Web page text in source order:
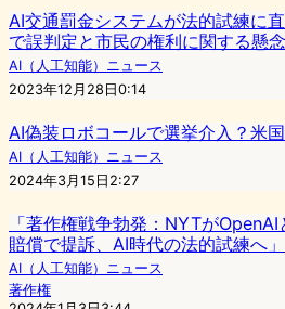
AI交通罰金システムが法的試練に
で誤判定と市民の権利に関する懸
AI（人工知能）ニュース
2023年12月28日0:14
AI偽装ロボコールで選挙介入？米
AI（人工知能）ニュース
2024年3月15日2:27
「著作権戦争勃発：NYTが
賠償で提訴、AI時代の法的試練へ」
AI（人工知能）ニュース
著作権